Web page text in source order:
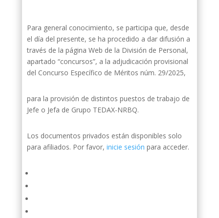
Para general conocimiento, se participa que, desde
el día del presente, se ha procedido a dar difusión a
través de la página Web de la División de Personal,
apartado “concursos”, a la adjudicación provisional
del Concurso Específico de Méritos núm. 29/2025,
para la provisión de distintos puestos de trabajo de
Jefe o Jefa de Grupo TEDAX-NRBQ.
Los documentos privados están disponibles solo
para afiliados. Por favor, inicie sesión para acceder.